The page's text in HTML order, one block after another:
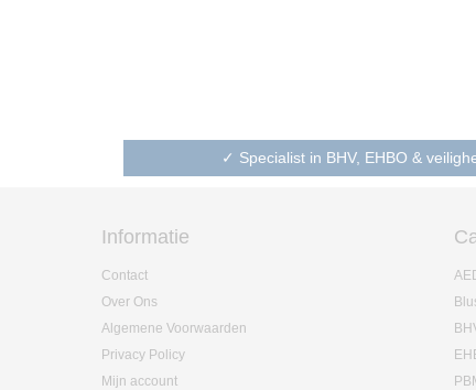
✓ Specialist in BHV, EHBO &
Informatie
Contact
Over Ons
Algemene Voorwaarden
Privacy Policy
Mijn account